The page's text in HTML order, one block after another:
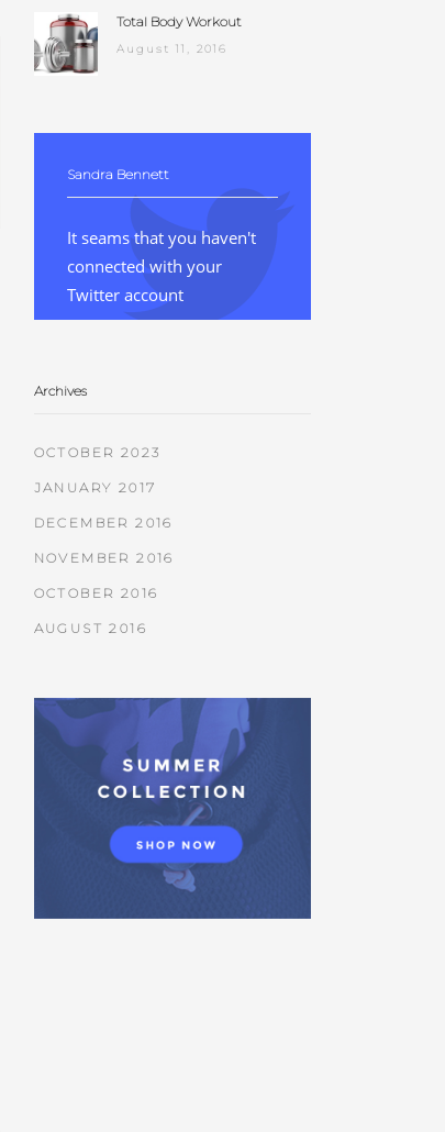
Total Body Workout
August 11, 2016
Sandra Bennett
It seams that you haven't
connected with your
Twitter account
Archives
OCTOBER 2023
JANUARY 2017
DECEMBER 2016
NOVEMBER 2016
OCTOBER 2016
AUGUST 2016